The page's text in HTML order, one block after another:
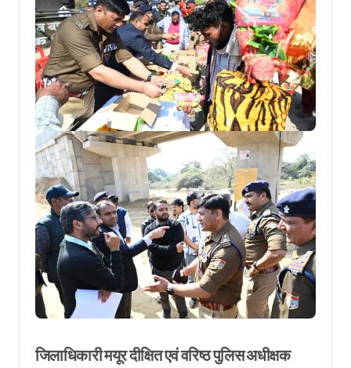
जिलाधिकारी मयूर दीक्षित एवं वरिष्ठ पुलिस अधीक्षक